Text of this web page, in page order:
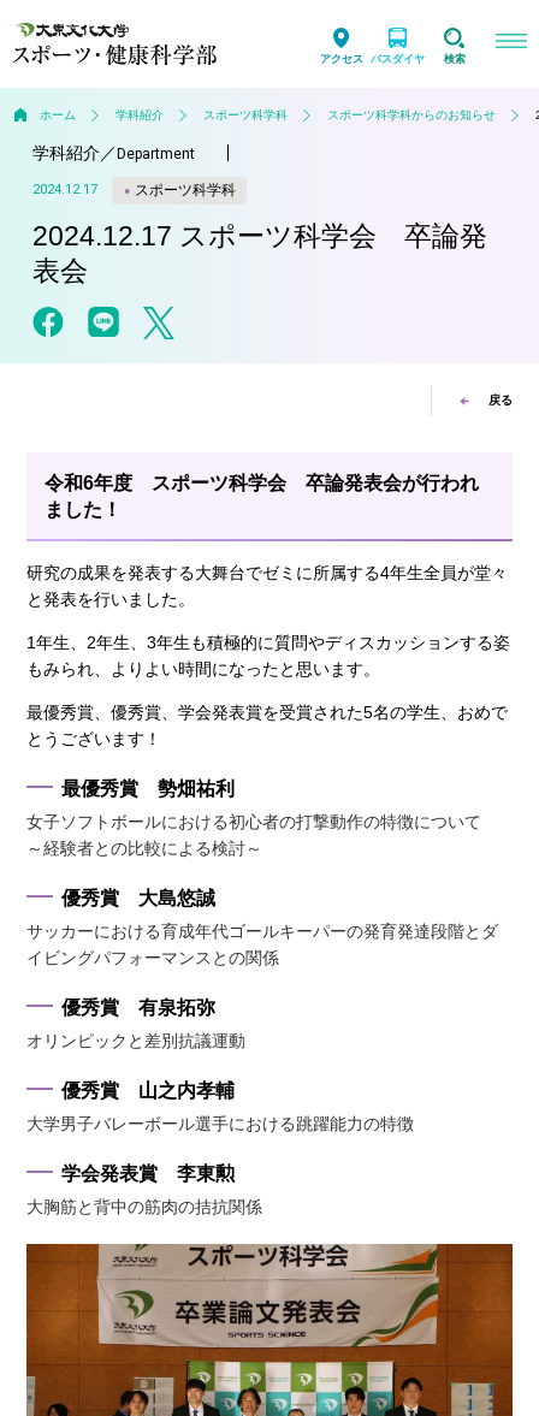
アクセス バスダイヤ 検索
ホーム 学科紹介 スポーツ科学科 スポーツ科学科からのお知らせ
学科紹介／ Department
2024.12.17 スポーツ科学科
2024.12.17 スポーツ科学会 卒論発
表会
戻る
令和6年度 スポーツ科学会 卒論発表会が行われ
ました！
研究の成果を発表する大舞台でゼミに所属する4年生全員が堂々
と発表を行いました。
1年生、2年生、3年生も積極的に質問やディスカッションする姿
もみられ、よりよい時間になったと思います。
最優秀賞、優秀賞、学会発表賞を受賞された5名の学生、おめで
とうございます！
最優秀賞 勢畑祐利
女子ソフトボールにおける初心者の打撃動作の特徴について
～経験者との比較による検討～
優秀賞 大島悠誠
サッカーにおける育成年代ゴールキーパーの発育発達段階とダ
イビングパフォーマンスとの関係
優秀賞 有泉拓弥
オリンピックと差別抗議運動
優秀賞 山之内孝輔
大学男子バレーボール選手における跳躍能力の特徴
学会発表賞 李東勲
大胸筋と背中の筋肉の拮抗関係